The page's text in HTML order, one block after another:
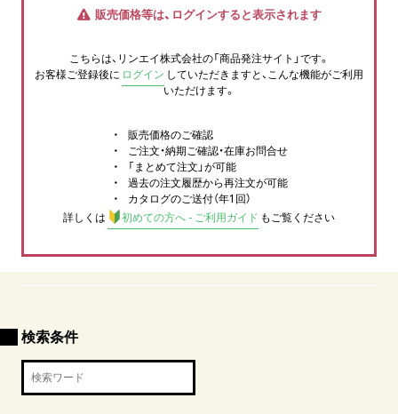
販売価格等は、ログインすると表示されます
こちらは、リンエイ株式会社の「商品発注サイト」です。
お客様ご登録後に ログイン していただきますと、こんな機能がご利用
いただけます。
販売価格のご確認
ご注文・納期ご確認・在庫お問合せ
「まとめて注文」が可能
過去の注文履歴から再注文が可能
カタログのご送付（年1回）
詳しくは
初めての方へ - ご利用ガイド もご覧ください
検索条件